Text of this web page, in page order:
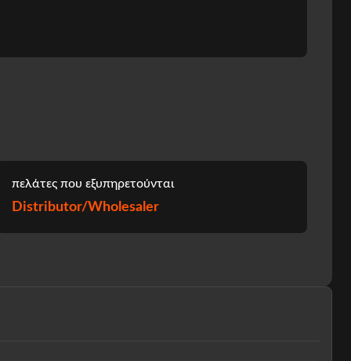
πελάτες που εξυπηρετούνται
Distributor/Wholesaler